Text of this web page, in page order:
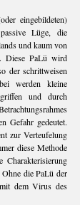
eingebildeten)
Lüge, die
und kaum von
Diese PaLü wird
der schrittweisen
werden kleine
und durch
Gefahr gedeutet.
zur Verteufelung
diese Methode
Charakterisierung
die PaLü der
dem Virus des